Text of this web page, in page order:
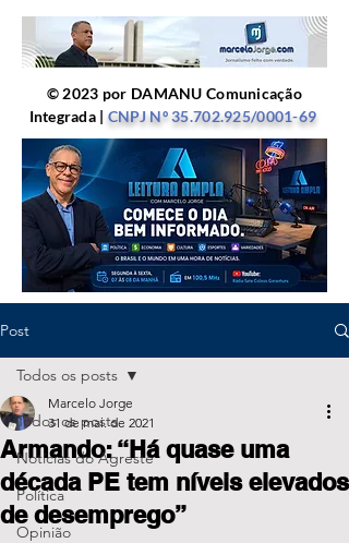
© 2023 por DAMANU Comunicação
Integrada | CNPJ Nº35.702.925/0001-69
Post
Todos os posts
Notícias do Agreste
Política
Opinião
Todos os posts
Armando: “Há quase uma
década PE tem níveis elevados
de desemprego”
Marcelo Jorge
31 de mai. de 2021